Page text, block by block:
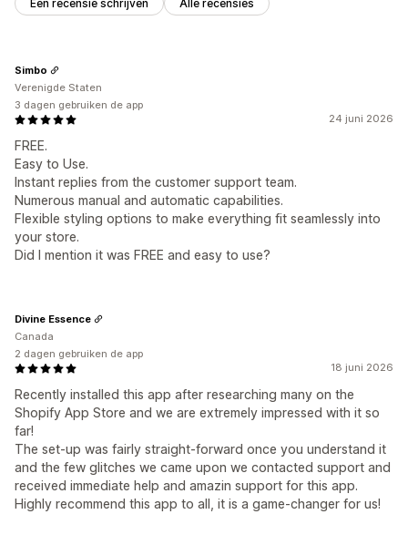
Een recensie schrijven Alle recensies
24 juni 2026
FREE.
Easy to Use.
Instant replies from the customer support team.
Numerous manual and automatic capabilities.
Flexible styling options to make everything fit seamlessly into
your store.
Did I mention it was FREE and easy to use?
Simbo
Verenigde Staten
3 dagen gebruiken de app
18 juni 2026
Recently installed this app after researching many on the
Shopify App Store and we are extremely impressed with it so
far!
The set-up was fairly straight-forward once you understand it
and the few glitches we came upon we contacted support and
received immediate help and amazin support for this app.
Highly recommend this app to all, it is a game-changer for us!
Divine Essence
Canada
2 dagen gebruiken de app